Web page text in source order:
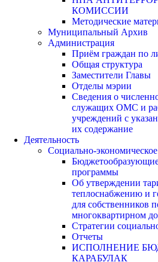
КОМИССИИ
Методические
Муниципальный Архив
Администрация
Приём граждан по
Общая структура
Заместители Главы
Отделы мэрии
Сведения о
служащих ОМС и
учреждений с
их содержание
Деятельность
Социально-экономическое
программы
Об утверждении
теплоснабжению и
для собственников
многоквартирном
Стратегии
Отчеты
ИСПОЛНЕНИЕ
КАРАБУЛАК